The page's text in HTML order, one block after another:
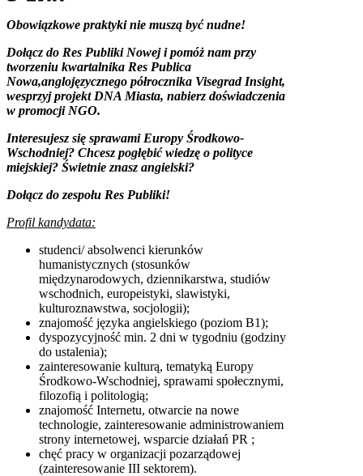
Obowiązkowe praktyki nie muszą być nudne!
Dołącz do Res Publiki Nowej i pomóż nam przy
tworzeniu kwartalnika Res Publica
Nowa,anglojęzycznego półrocznika Visegrad Insight,
wesprzyj projekt DNA Miasta, nabierz doświadczenia
w promocji NGO.
Interesujesz się sprawami Europy Środkowo-
Wschodniej? Chcesz pogłębić wiedzę o polityce
miejskiej? Świetnie znasz angielski?
Dołącz do zespołu Res Publiki!
Profil kandydata:
studenci/ absolwenci kierunków
humanistycznych (stosunków
międzynarodowych, dziennikarstwa, studiów
wschodnich, europeistyki, slawistyki,
kulturoznawstwa, socjologii);
znajomość języka angielskiego (poziom B1);
dyspozycyjność min. 2 dni w tygodniu (godziny
do ustalenia);
zainteresowanie kulturą, tematyką Europy
Środkowo-Wschodniej, sprawami społecznymi,
filozofią i politologią;
znajomość Internetu, otwarcie na nowe
technologie, zainteresowanie administrowaniem
strony internetowej, wsparcie działań PR ;
chęć pracy w organizacji pozarządowej
(zainteresowanie III sektorem).